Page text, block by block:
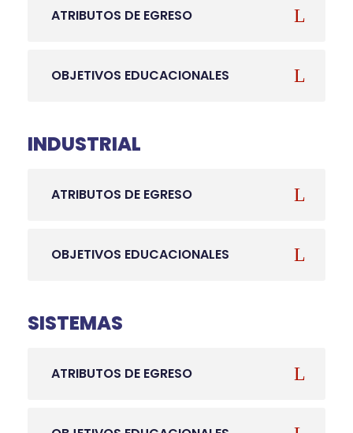
ATRIBUTOS DE EGRESO
OBJETIVOS EDUCACIONALES
INDUSTRIAL
ATRIBUTOS DE EGRESO
OBJETIVOS EDUCACIONALES
SISTEMAS
ATRIBUTOS DE EGRESO